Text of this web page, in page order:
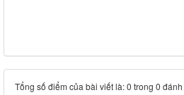
Tổng số điểm của bài viết là: 0 trong 0